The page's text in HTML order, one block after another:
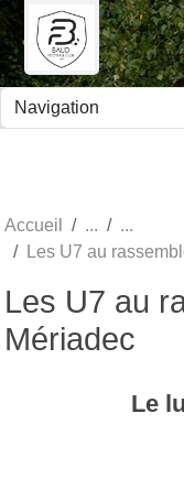
Accueil
Les U7 au
Les U7 au
Mériadec
Le
Panneau de gestion